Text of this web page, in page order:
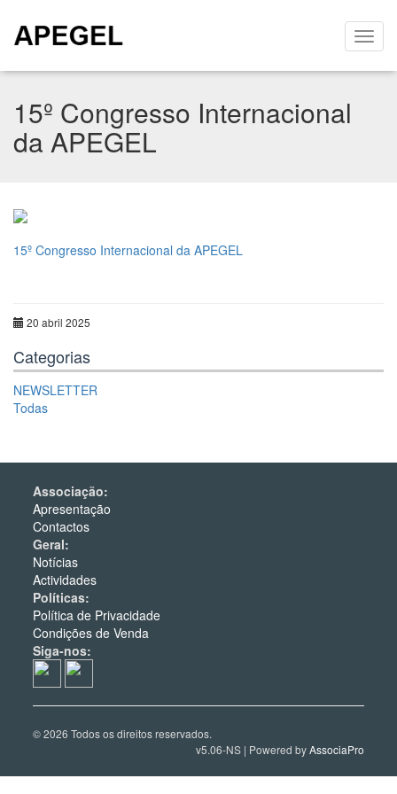
15º Congresso Internacional
da APEGEL
15º Congresso Internacional da APEGEL
20 abril 2025
Categorias
NEWSLETTER
Todas
Associação:
Apresentação
Contactos
Geral:
Notícias
Actividades
Políticas:
Política de Privacidade
Condições de Venda
Siga-nos:
© 2026 Todos os direitos reservados.
v5.06-NS | Powered byAssociaPro